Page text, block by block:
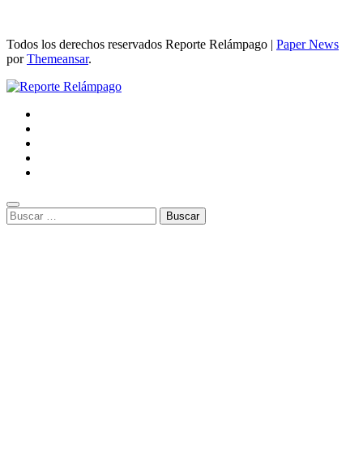
Todos los derechos reservados Reporte Relámpago | Paper News
porThemeansar.
Buscar: